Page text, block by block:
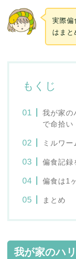
実際偏
はまと
もくじ
我が家の
で命拾い
ミルワ
偏食記録
偏食は1
まとめ
我が家のハ